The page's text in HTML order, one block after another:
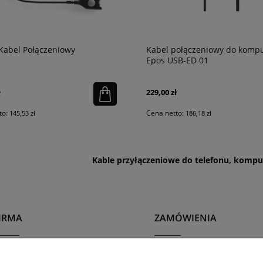
Połączeniowy
145,53 zł
Kabel połączeniowy do
Epos USB-ED 01
229,00 zł
Cena netto: 186,18 zł
Kable przyłączeniowe do telefonu,
ZAMÓWIENIA